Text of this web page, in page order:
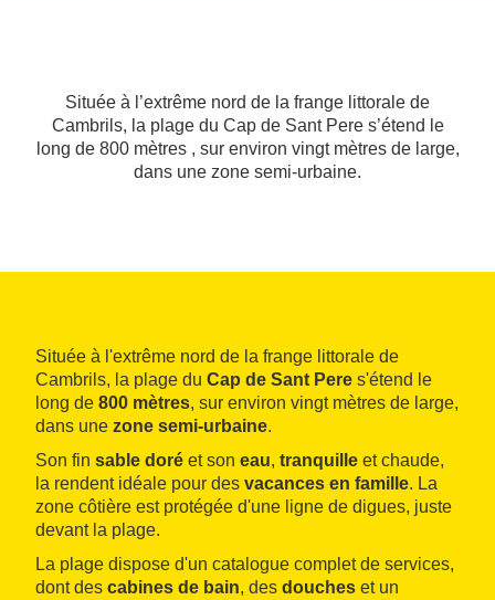
Située à l’extrême nord de la frange littorale de
Cambrils, la plage du Cap de Sant Pere s’étend le
long de 800 mètres , sur environ vingt mètres de large,
dans une zone semi-urbaine.
Située à l'extrême nord de la frange littorale de
Cambrils, la plage du Cap de Sant Pere s'étend le
long de 800 mètres, sur environ vingt mètres de large,
dans une zone semi-urbaine.
Son fin sable doré et son eau, tranquille et chaude,
la rendent idéale pour des vacances en famille. La
zone côtière est protégée d'une ligne de digues, juste
devant la plage.
La plage dispose d'un catalogue complet de services,
dont des cabines de bain, des douches et un